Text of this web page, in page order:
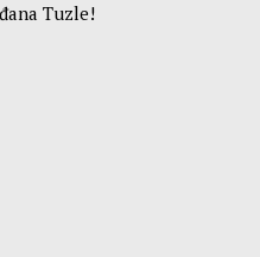
Tuzle!